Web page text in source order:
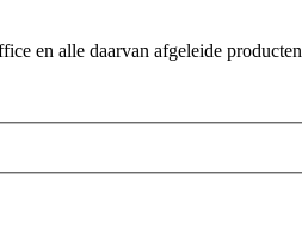
en alle daarvan afgeleide producten